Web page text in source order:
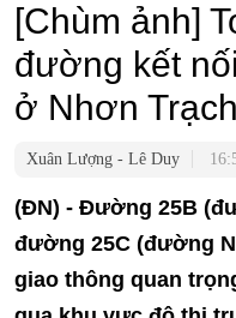
[Chùm ảnh]
đường kết
ở Nhơn Trạch
Xuân Lượng - Lê Duy
(ĐN) - Đường 25B
đường 25C (đường
giao thông quan